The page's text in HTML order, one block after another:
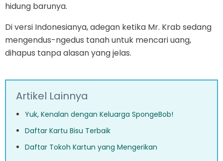
hidung barunya.
Di versi Indonesianya, adegan ketika Mr. Krab sedang
mengendus-ngedus tanah untuk mencari uang,
dihapus tanpa alasan yang jelas.
Artikel Lainnya
Yuk, Kenalan dengan Keluarga SpongeBob!
Daftar Kartu Bisu Terbaik
Daftar Tokoh Kartun yang Mengerikan